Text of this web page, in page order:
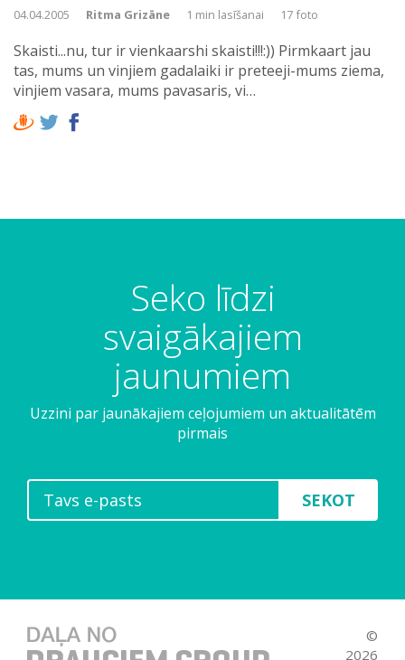
04.04.2005 Ritma Grizāne 1 min lasīšanai 17 foto
Skaisti...nu, tur ir vienkaarshi skaisti!!!:)) Pirmkaart jau
tas, mums un vinjiem gadalaiki ir preteeji-mums ziema,
vinjiem vasara, mums pavasaris, vi…
Seko līdzi
svaigākajiem
jaunumiem
Uzzini par jaunākajiem ceļojumiem un aktualitātēm
pirmais
SEKOT
©
2026